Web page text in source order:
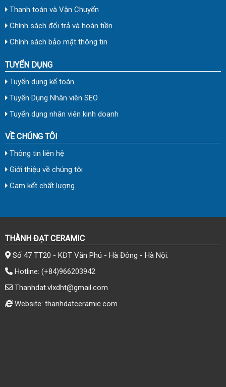
Thanh toán và Vận Chuyển
Chính sách đổi trả và hoàn tiền
Chính sách bảo mật thông tin
TUYỂN DỤNG
Tuyển dụng kế toán
Tuyển Dụng Nhân viên SEO
Tuyển dụng nhân viên kinh doanh
VỀ CHÚNG TÔI
Thông tin liên hệ
Giới thiệu về chúng tôi
Cam kết chất lượng
THÀNH ĐẠT CERAMIC
Số 47 TT20 - KĐT Văn Phú - Hà Đông - Hà Nội.
Hotline: (+84)966203942
Thanhdat.vlxdht@gmail.com
Website: thanhdatceramic.com